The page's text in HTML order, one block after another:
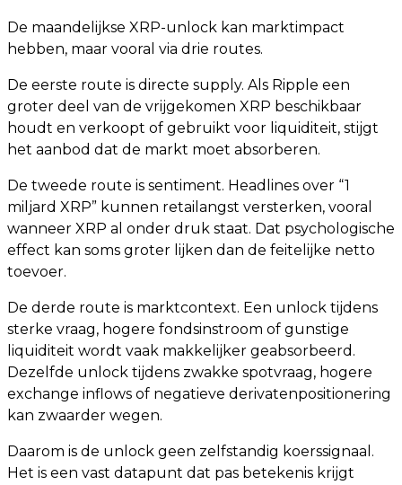
De maandelijkse XRP-unlock kan marktimpact
hebben, maar vooral via drie routes.
De eerste route is directe supply. Als Ripple een
groter deel van de vrijgekomen XRP beschikbaar
houdt en verkoopt of gebruikt voor liquiditeit, stijgt
het aanbod dat de markt moet absorberen.
De tweede route is sentiment. Headlines over “1
miljard XRP” kunnen retailangst versterken, vooral
wanneer XRP al onder druk staat. Dat psychologische
effect kan soms groter lijken dan de feitelijke netto
toevoer.
De derde route is marktcontext. Een unlock tijdens
sterke vraag, hogere fondsinstroom of gunstige
liquiditeit wordt vaak makkelijker geabsorbeerd.
Dezelfde unlock tijdens zwakke spotvraag, hogere
exchange inflows of negatieve derivatenpositionering
kan zwaarder wegen.
Daarom is de unlock geen zelfstandig koerssignaal.
Het is een vast datapunt dat pas betekenis krijgt